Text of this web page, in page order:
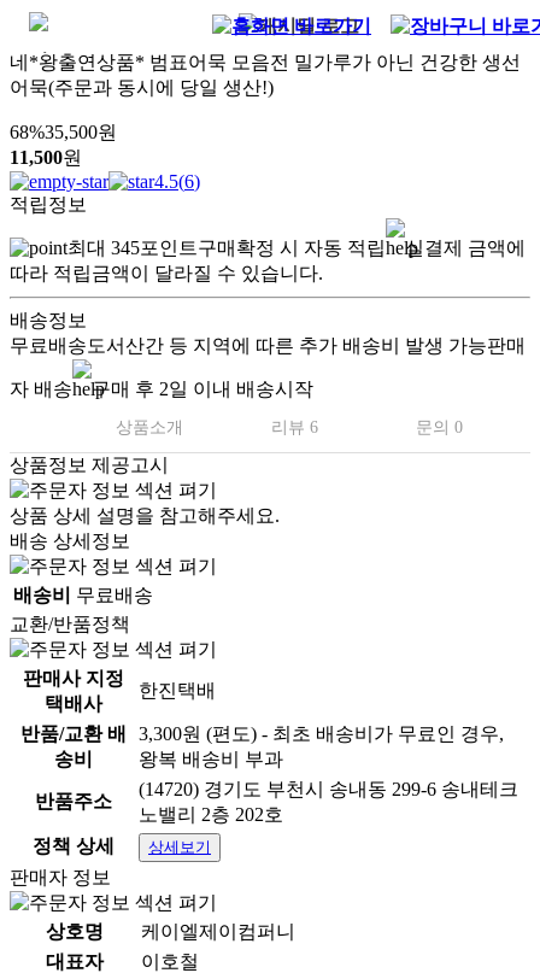
네*왕출연상품* 범표어묵 모음전 밀가루가 아닌 건강한 생선
어묵(주문과 동시에 당일 생산!)
68%35,500원
11,500원
4.5(6)
적립정보
최대 345포인트구매확정 시 자동 적립
실결제 금액에
따라 적립금액이 달라질 수 있습니다.
배송정보
무료배송도서산간 등 지역에 따른 추가 배송비 발생 가능판매
자 배송 구매 후 2일 이내 배송시작
상품소개 리뷰 6 문의 0
상품정보 제공고시
상품 상세 설명을 참고해주세요.
배송 상세정보
배송비
무료배송
교환/반품정책
판매사 지정
택배사
한진택배
반품/교환 배
송비
3,300원 (편도) - 최초 배송비가 무료인 경우,
왕복 배송비 부과
반품주소
(14720) 경기도 부천시 송내동 299-6 송내테크
노밸리 2층 202호
정책 상세
상세보기
판매자 정보
상호명
케이엘제이컴퍼니
대표자
이호철